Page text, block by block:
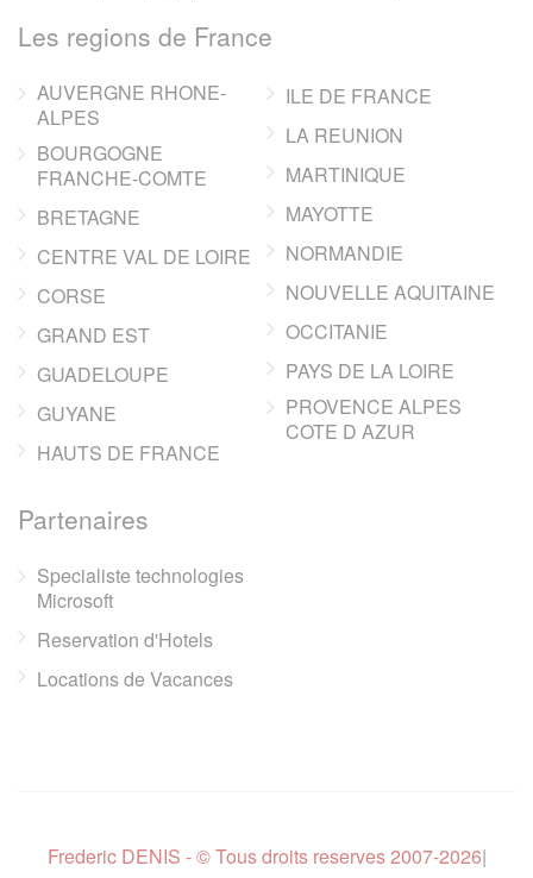
Les regions de France
AUVERGNE RHONE-
ALPES
BOURGOGNE
FRANCHE-COMTE
BRETAGNE
CENTRE VAL DE LOIRE
CORSE
GRAND EST
GUADELOUPE
GUYANE
HAUTS DE FRANCE
ILE DE FRANCE
LA REUNION
MARTINIQUE
MAYOTTE
NORMANDIE
NOUVELLE AQUITAINE
OCCITANIE
PAYS DE LA LOIRE
PROVENCE ALPES
COTE D AZUR
Partenaires
Specialiste technologies
Microsoft
Reservation d'Hotels
Locations de Vacances
Frederic DENIS - © Tous droits reserves 2007-2026|